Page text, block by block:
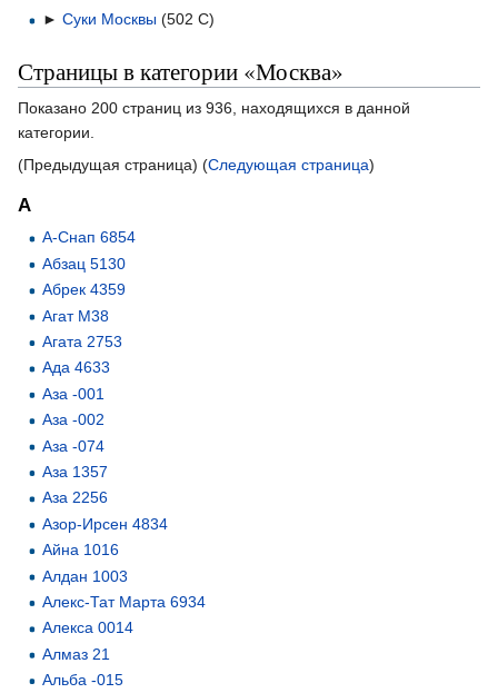
►Суки Москвы ‎(502 С)
Страницы в категории «Москва»
Показано 200 страниц из 936, находящихся в данной
категории.
(Предыдущая страница) (Следующая страница)
А
А-Снап 6854
Абзац 5130
Абрек 4359
Агат М38
Агата 2753
Ада 4633
Аза -001
Аза -002
Аза -074
Аза 1357
Аза 2256
Азор-Ирсен 4834
Айна 1016
Алдан 1003
Алекс-Тат Марта 6934
Алекса 0014
Алмаз 21
Альба -015